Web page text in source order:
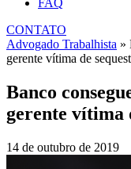
FAQ
CONTATO
Advogado Trabalhista »
gerente vítima de
Banco
gerente vítima
14 de outubro de 2019